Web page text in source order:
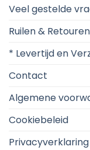
Veel gestelde
Ruilen & Retouren
* Levertijd en
Contact
Algemene
Cookiebeleid
Privacyverklaring